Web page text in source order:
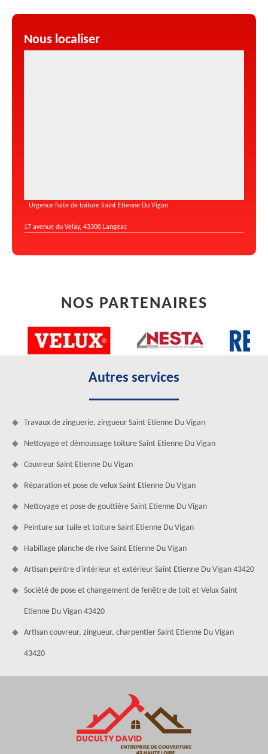
Nous localiser
Urgence fuite de toiture Saint Etienne Du Vigan
17 avenue du Velay, 43300 Langeac
NOS PARTENAIRES
Autres services
Travaux de zinguerie, zingueur Saint Etienne Du Vigan
Nettoyage et démoussage toiture Saint Etienne Du Vigan
Couvreur Saint Etienne Du Vigan
Réparation et pose de velux Saint Etienne Du Vigan
Nettoyage et pose de gouttière Saint Etienne Du Vigan
Peinture sur tuile et toiture Saint Etienne Du Vigan
Habillage planche de rive Saint Etienne Du Vigan
Artisan peintre d'intérieur et extérieur Saint Etienne Du Vigan 43420
Société de pose et changement de fenêtre de toit et Velux Saint
Etienne Du Vigan 43420
Artisan couvreur, zingueur, charpentier Saint Etienne Du Vigan
43420